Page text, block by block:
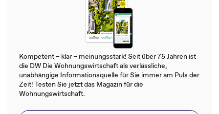
Kompetent – klar – meinungsstark! Seit über 75 Jahren ist
die DW Die Wohnungswirtschaft als verlässliche,
unabhängige Informationsquelle für Sie immer am Puls der
Zeit! Testen Sie jetzt das Magazin für die
Wohnungswirtschaft.